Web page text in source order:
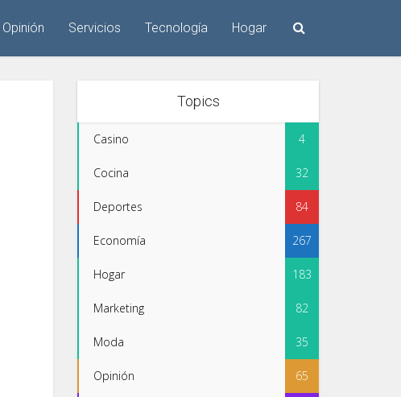
Opinión Servicios Tecnología Hogar
Topics
Casino 4
Cocina 32
Deportes 84
Economía 267
Hogar 183
Marketing 82
Moda 35
Opinión 65